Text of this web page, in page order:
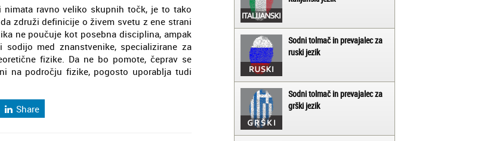
ravno veliko skupnih točk, je to tako
združi definicije o živem svetu z ene strani
ne poučuje kot posebna disciplina, ampak
med znanstvenike, specializirane za
fizike. Da ne bo pomote, čeprav se
na področju fizike, pogosto uporablja tudi
Share
Sodni tolmač in prevajalec za
ruski jezik
Sodni tolmač in prevajalec za
grški jezik